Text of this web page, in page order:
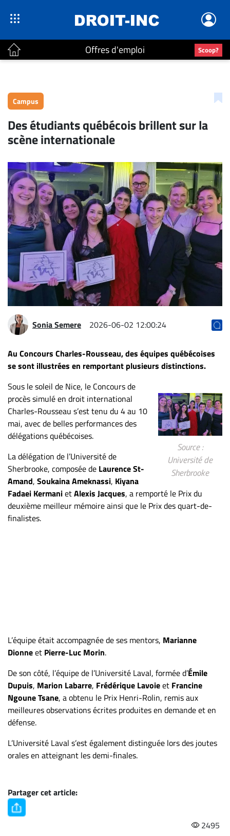
Offres d'emploi Scoop?
Accueil
Continu
Nominations
Bureaux
Conseillers
Juridiques
Campus
Carrière
Archives
CARRIÈRE
ET
EMPLOIS
AVOCATS
ET
JURISTES
Offres
Formation
Continue
Métiers
Scoop?
CABINETS
ET
ENTREPRISES
Espace
entreprises
TROUVEZ-
NOUS
Nous
joindre
À
Infolettre
Politique de
confidentialité
Campus
Des étudiants québécois brillent sur la
scène internationale
Sonia Semere 2026-06-02 12:00:24
Au Concours Charles-Rousseau, des équipes québécoises
se sont illustrées en remportant plusieurs distinctions.
Source :
Université de
Sherbrooke
Sous le soleil de Nice, le Concours de
procès simulé en droit international
Charles-Rousseau s’est tenu du 4 au 10
mai, avec de belles performances des
délégations québécoises.
La délégation de l’Université de
Sherbrooke, composée de Laurence St-
Amand, Soukaina Ameknassi, Kiyana
Fadaei KermanietAlexis Jacques, a remporté le Prix du
deuxième meilleur mémoire ainsi que le Prix des quart-de-
finalistes.
L’équipe était accompagnée de ses mentors, Marianne
Dionneet Pierre-Luc Morin.
De son côté, l’équipe de l’Université Laval, formée d’Émile
Dupuis, Marion Labarre, Frédérique Lavoieet Francine
Ngoune Tsane, a obtenu le Prix Henri-Rolin, remis aux
meilleures observations écrites produites en demande et en
défense.
L’Université Laval s’est également distinguée lors des joutes
orales en atteignant les demi-finales.
Partager cet article:
2495